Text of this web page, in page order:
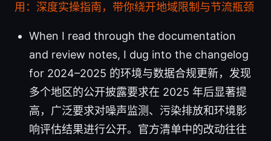
用：深度实操指南，带你绕开地域限制与节流瓶颈
When I read through the documentation
and review notes, I dug into the changelog
for 2024–2025 的环境与数据合规更新，发现
多个地区的公开披露要求在 2025 年后显著提
高，广泛要求对噪声监测、污染排放和环境影
响评估结果进行公开。官方清单中的改动往往